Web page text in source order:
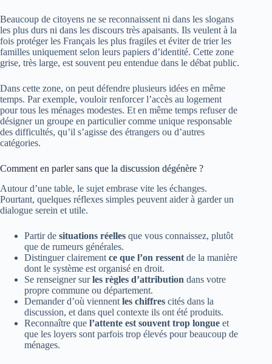
Beaucoup de citoyens ne se reconnaissent ni dans les slogans
les plus durs ni dans les discours très apaisants. Ils veulent à la
fois protéger les Français les plus fragiles et éviter de trier les
familles uniquement selon leurs papiers d’identité. Cette zone
grise, très large, est souvent peu entendue dans le débat public.
Dans cette zone, on peut défendre plusieurs idées en même
temps. Par exemple, vouloir renforcer l’accès au logement
pour tous les ménages modestes. Et en même temps refuser de
désigner un groupe en particulier comme unique responsable
des difficultés, qu’il s’agisse des étrangers ou d’autres
catégories.
Comment en parler sans que la discussion dégénère ?
Autour d’une table, le sujet embrase vite les échanges.
Pourtant, quelques réflexes simples peuvent aider à garder un
dialogue serein et utile.
Partir de situations réelles que vous connaissez, plutôt
que de rumeurs générales.
Distinguer clairement ce que l’on ressent de la manière
dont le système est organisé en droit.
Se renseigner surles règles d’attribution dans votre
propre commune ou département.
Demander d’où viennent les chiffres cités dans la
discussion, et dans quel contexte ils ont été produits.
Reconnaître que l’attente est souvent trop longue et
que les loyers sont parfois trop élevés pour beaucoup de
ménages.